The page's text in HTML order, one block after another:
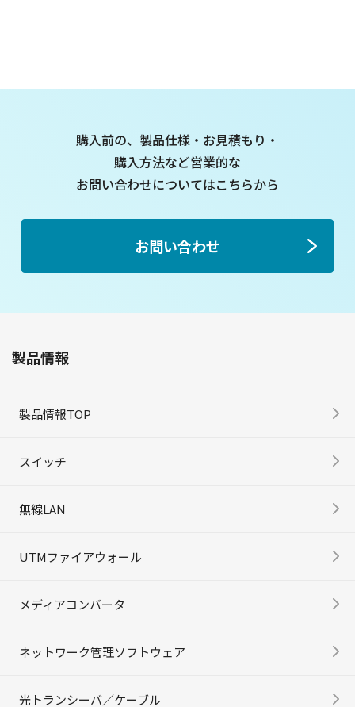
購入前の、製品仕様・お見積もり・
購入方法など営業的な
お問い合わせについてはこちらから
お問い合わせ
製品情報
製品情報TOP
スイッチ
無線LAN
UTMファイアウォール
メディアコンバータ
ネットワーク管理ソフトウェア
光トランシーバ／ケーブル